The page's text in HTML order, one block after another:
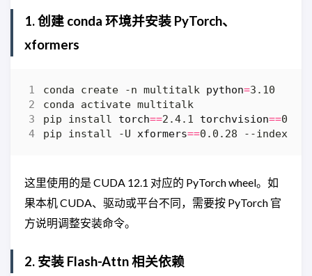
1. 创建 conda 环境并安装 PyTorch、
xformers
conda create -n multitalk python=
pip install torch==2.4.1 torchvision==
pip install -U xformers==
这里使用的是 CUDA 12.1 对应的 PyTorch wheel。如
果本机 CUDA、驱动或平台不同，需要按 PyTorch 官
方说明调整安装命令。
2. 安装 Flash-Attn 相关依赖